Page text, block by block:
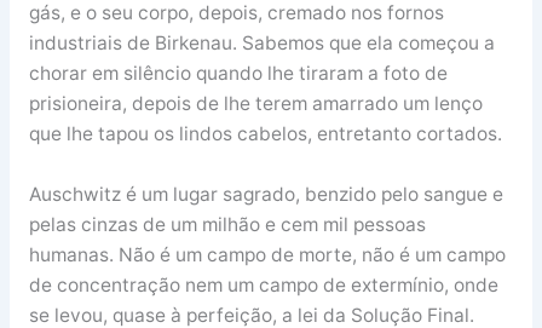
gás, e o seu corpo, depois, cremado nos fornos
industriais de Birkenau. Sabemos que ela começou a
chorar em silêncio quando lhe tiraram a foto de
prisioneira, depois de lhe terem amarrado um lenço
que lhe tapou os lindos cabelos, entretanto cortados.
Auschwitz é um lugar sagrado, benzido pelo sangue e
pelas cinzas de um milhão e cem mil pessoas
humanas. Não é um campo de morte, não é um campo
de concentração nem um campo de extermínio, onde
se levou, quase à perfeição, a lei da Solução Final.